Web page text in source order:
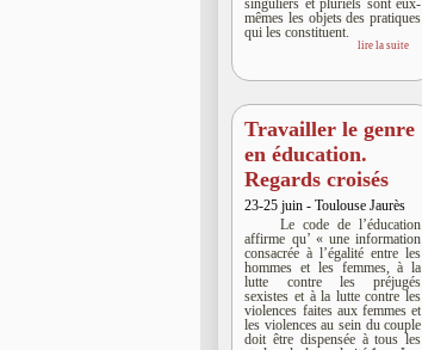
singuliers et pluriels sont eux-
mêmes les objets des pratiques
qui les constituent.
lire la suite
Travailler le genre
en éducation.
Regards croisés
23-25 juin - Toulouse Jaurès
Le code de l’éducation
affirme qu’ « une information
consacrée à l’égalité entre les
hommes et les femmes, à la
lutte contre les préjugés
sexistes et à la lutte contre les
violences faites aux femmes et
les violences au sein du couple
doit être dispensée à tous les